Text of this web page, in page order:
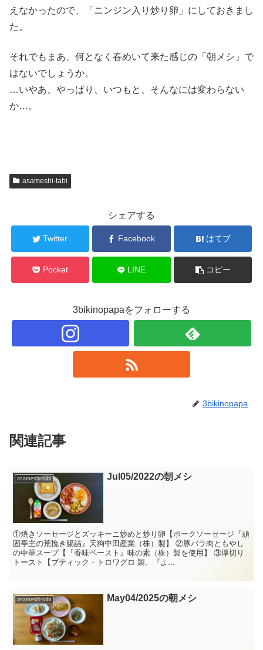
えなかったので、「ニンジン入り炒り卵」にしておきまし
た。
それでもまあ、何となく春めいて来た感じの「朝メシ」で
はないでしょうか。
…いやあ、やっぱり、いつもと、そんなには変わらない
か…。
asameshi-tabi
シェアする
Twitter Facebook はてブ
Pocket LINE コピー
3bikinopapaをフォローする
3bikinopapa
関連記事
asameshi-tabi Jul05/2022の朝メシ
①焼きソーセージとズッキーニ炒めと炒り卵【ポークソーセージ『頑
固亭主の荒挽き腸詰』天狗中田産業（株）製】 ②豚バラ肉ともやし
の中華スープ【『香味ペースト』味の素（株）製を使用】 ③厚切り
トースト【ブティック・トロワグロ 製、『よ...
asameshi-tabi May04/2025の朝メシ